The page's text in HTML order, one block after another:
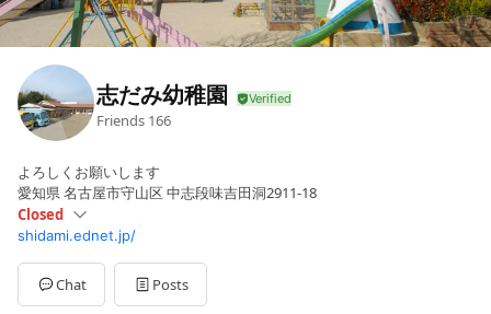
志だみ幼稚園
Friends 166
よろしくお願いします
愛知県 名古屋市守山区 中志段味吉田洞2911-18
Closed
SunClosed
Mon09:00 - 14:00
Tue09:00 - 14:00
Wed09:00 - 14:00
shidami.ednet.jp/
Chat Posts